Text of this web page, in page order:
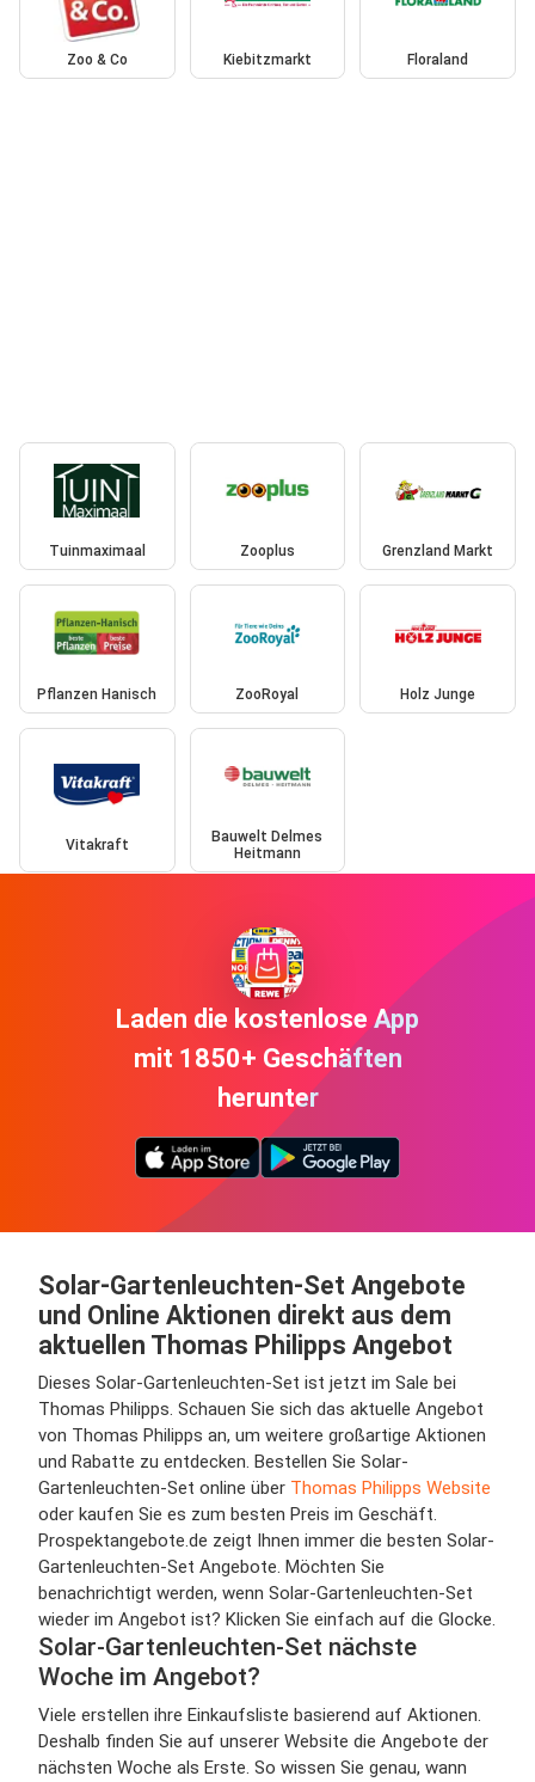
Zoo & Co Kiebitzmarkt Floraland
Tuinmaximaal Zooplus Grenzland Markt
Pflanzen Hanisch ZooRoyal Holz Junge
Vitakraft
Bauwelt Delmes
Heitmann
Laden die kostenlose App
mit 1850+ Geschäften
herunter
Solar-Gartenleuchten-Set Angebote
und Online Aktionen direkt aus dem
aktuellen Thomas Philipps Angebot
Dieses Solar-Gartenleuchten-Set ist jetzt im Sale bei
Thomas Philipps. Schauen Sie sich das aktuelle Angebot
von Thomas Philipps an, um weitere großartige Aktionen
und Rabatte zu entdecken. Bestellen Sie Solar-
Gartenleuchten-Set online über Thomas Philipps Website
oder kaufen Sie es zum besten Preis im Geschäft.
Prospektangebote.de zeigt Ihnen immer die besten Solar-
Gartenleuchten-Set Angebote. Möchten Sie
benachrichtigt werden, wenn Solar-Gartenleuchten-Set
wieder im Angebot ist? Klicken Sie einfach auf die Glocke.
Solar-Gartenleuchten-Set nächste
Woche im Angebot?
Viele erstellen ihre Einkaufsliste basierend auf Aktionen.
Deshalb finden Sie auf unserer Website die Angebote der
nächsten Woche als Erste. So wissen Sie genau, wann